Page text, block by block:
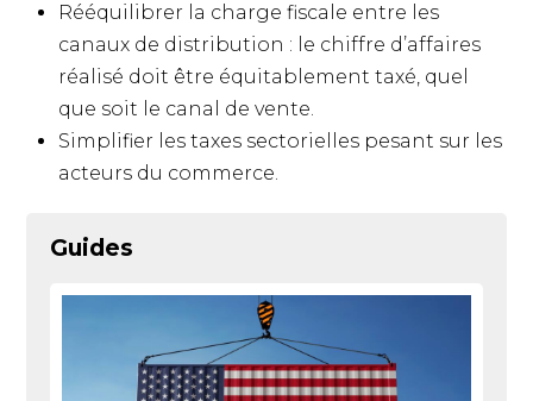
Rééquilibrer la charge fiscale entre les
canaux de distribution : le chiffre d’affaires
réalisé doit être équitablement taxé, quel
que soit le canal de vente.
Simplifier les taxes sectorielles pesant sur les
acteurs du commerce.
Guides